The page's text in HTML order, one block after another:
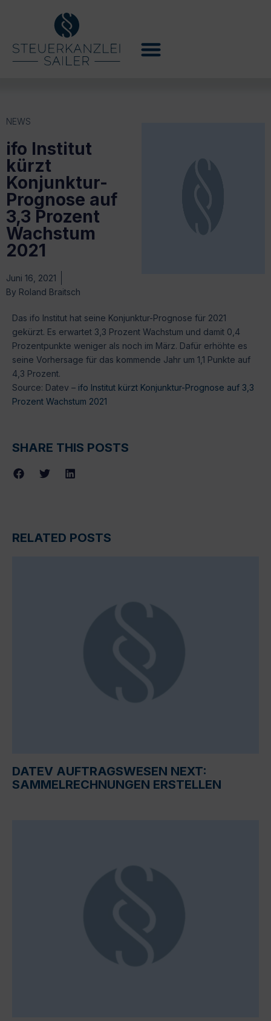
NEWS
ifo Institut
kürzt
Konjunktur-
Prognose auf
3,3 Prozent
Wachstum
2021
Juni 16, 2021
By Roland Braitsch
Das ifo Institut hat seine Konjunktur-Prognose für 2021
gekürzt. Es erwartet 3,3 Prozent Wachstum und damit 0,4
Prozentpunkte weniger als noch im März. Dafür erhöhte es
seine Vorhersage für das kommende Jahr um 1,1 Punkte auf
4,3 Prozent.
Source: Datev – ifo Institut kürzt Konjunktur-Prognose auf 3,3
Prozent Wachstum 2021
SHARE THIS POSTS
RELATED POSTS
DATEV AUFTRAGSWESEN NEXT:
SAMMELRECHNUNGEN ERSTELLEN